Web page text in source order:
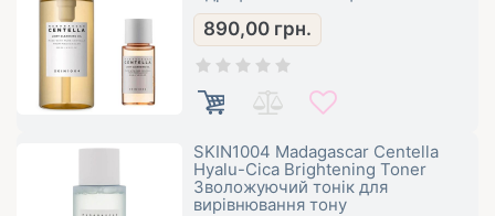
890,00 грн.
SKIN1004 Madagascar Centella
Hyalu-Cica Brightening Toner
Зволожуючий тонік для
вирівнювання тону